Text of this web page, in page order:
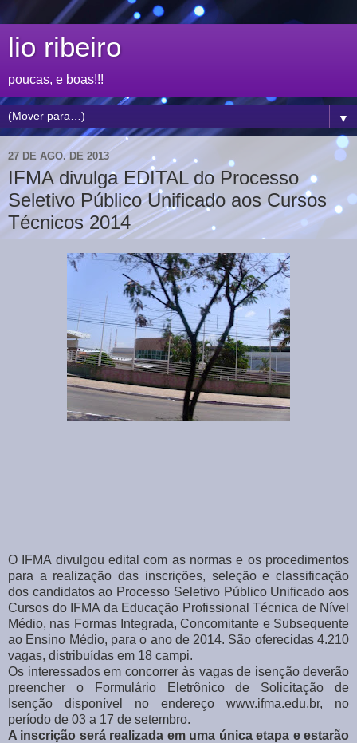
lio ribeiro
poucas, e boas!!!
▼
27 DE AGO. DE 2013
IFMA divulga EDITAL do Processo
Seletivo Público Unificado aos Cursos
Técnicos 2014
O IFMA divulgou edital com as normas e os procedimentos
para a realização das inscrições, seleção e classificação
dos candidatos ao Processo Seletivo Público Unificado aos
Cursos do IFMA da Educação Profissional Técnica de Nível
Médio, nas Formas Integrada, Concomitante e Subsequente
ao Ensino Médio, para o ano de 2014. São oferecidas 4.210
vagas, distribuídas em 18 campi.
Os interessados em concorrer às vagas de isenção deverão
preencher o Formulário Eletrônico de Solicitação de
Isenção disponível no endereço www.ifma.edu.br, no
período de 03 a 17 de setembro.
A inscrição será realizada em uma única etapa e estarão